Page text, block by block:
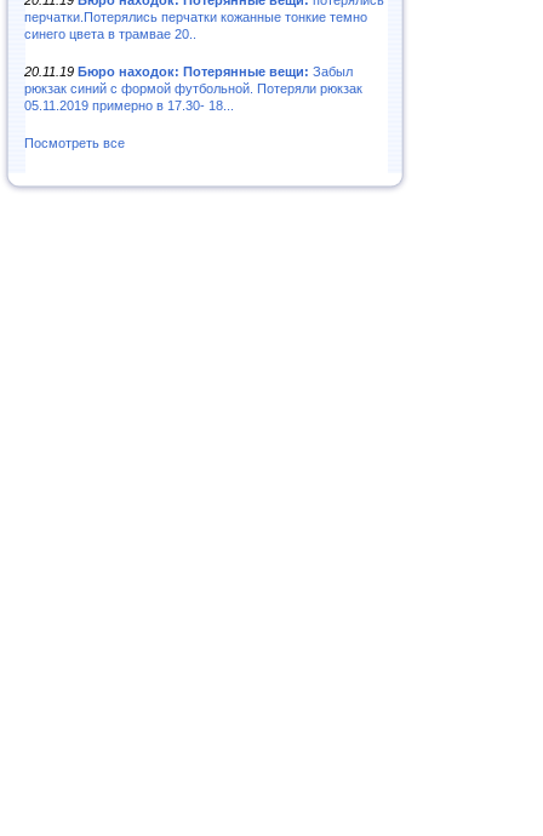
перчатки.Потерялись перчатки кожанные тонкие темно
синего цвета в трамвае 20..
20.11.19 Бюро находок: Потерянные вещи: Забыл
рюкзак синий с формой футбольной. Потеряли рюкзак
05.11.2019 примерно в 17.30- 18...
Посмотреть все